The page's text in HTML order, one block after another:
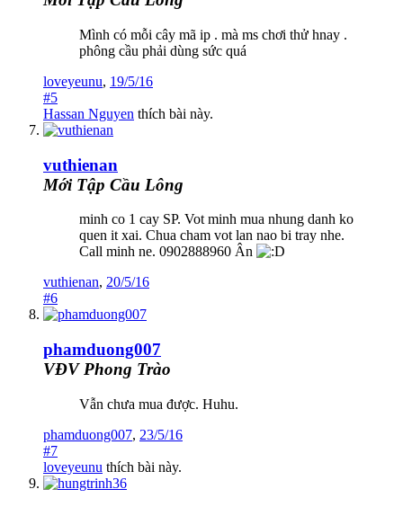
Mình có mỗi cây mã ip . mà ms chơi thử hnay .
phông cầu phải dùng sức quá
loveyeunu, 19/5/16
#5
Hassan Nguyen thích bài này.
vuthienan
Mới Tập Cầu Lông
minh co 1 cay SP. Vot minh mua nhung danh ko
quen it xai. Chua cham vot lan nao bi tray nhe.
Call minh ne. 0902888960 Ân
vuthienan, 20/5/16
#6
phamduong007
VĐV Phong Trào
Vẫn chưa mua được. Huhu.
phamduong007, 23/5/16
#7
loveyeunu thích bài này.